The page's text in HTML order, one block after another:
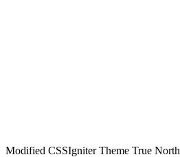
Modified CSSIgniter Theme True North